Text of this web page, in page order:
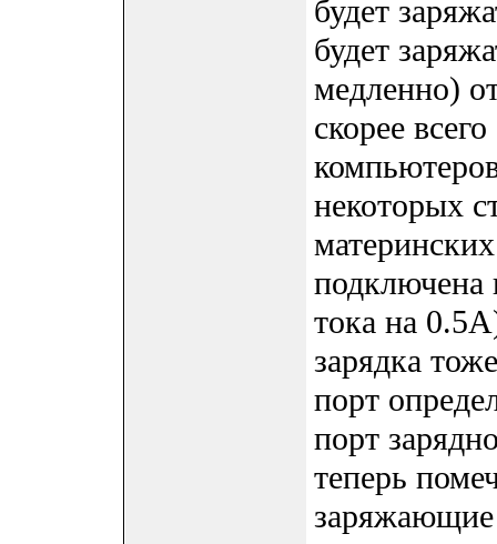
будет
будет
медленно)
скорее
некоторых
подключена
тока на
зарядка
порт
порт
теперь
заряжающие